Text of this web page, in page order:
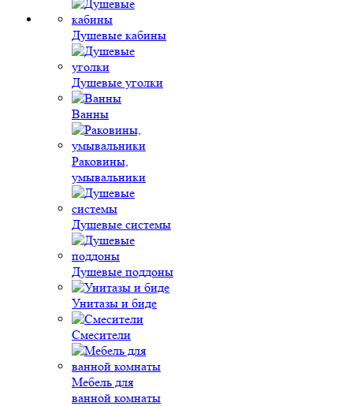
Душевые кабины
Душевые уголки
Ванны
Раковины,
умывальники
Душевые системы
Душевые поддоны
Унитазы и биде
Смесители
Мебель для
ванной комнаты